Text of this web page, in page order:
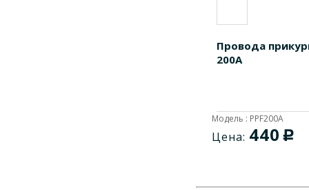
Провода
200А
Цена: 440 c
Модель : PPF200A